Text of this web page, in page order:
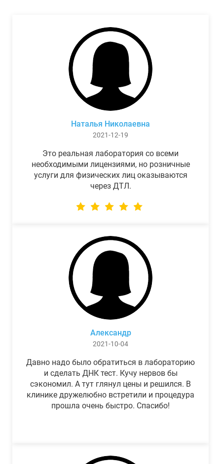
Наталья Николаевна
2021-12-19
Это реальная лаборатория со всеми
необходимыми лицензиями, но розничные
услуги для физических лиц оказываются
через ДТЛ.
Александр
2021-10-04
Давно надо было обратиться в лабораторию
и сделать ДНК тест. Кучу нервов бы
сэкономил. А тут глянул цены и решился. В
клинике дружелюбно встретили и процедура
прошла очень быстро. Спасибо!